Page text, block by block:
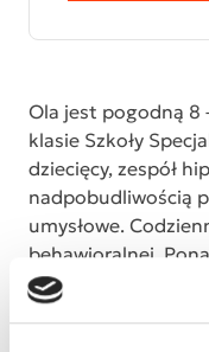
Ola jest pogodną 8
klasie Szkoły
dziecięcy, zespół
nadpobudliwością
umysłowe.
behawioralnej.
i hipoterapię. By
samodzielne